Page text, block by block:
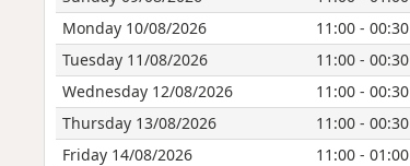
Monday 10/08/2026
11:00 - 00:30
Tuesday 11/08/2026
11:00 - 00:30
Wednesday 12/08/2026
11:00 - 00:30
Thursday 13/08/2026
11:00 - 00:30
Friday 14/08/2026
11:00 - 01:00